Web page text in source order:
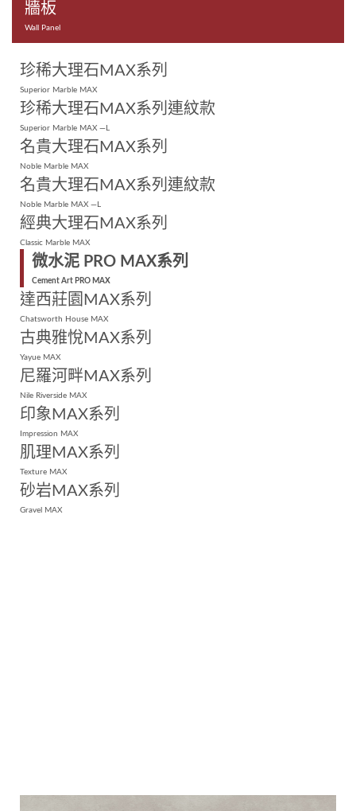
牆板
Wall Panel
珍稀大理石MAX系列
Superior Marble MAX
珍稀大理石MAX系列連紋款
Superior Marble MAX —L
名貴大理石MAX系列
Noble Marble MAX
名貴大理石MAX系列連紋款
Noble Marble MAX —L
經典大理石MAX系列
Classic Marble MAX
微水泥 PRO MAX系列
Cement Art PRO MAX
達西莊園MAX系列
Chatsworth House MAX
古典雅悅MAX系列
Yayue MAX
尼羅河畔MAX系列
Nile Riverside MAX
印象MAX系列
Impression MAX
肌理MAX系列
Texture MAX
砂岩MAX系列
Gravel MAX